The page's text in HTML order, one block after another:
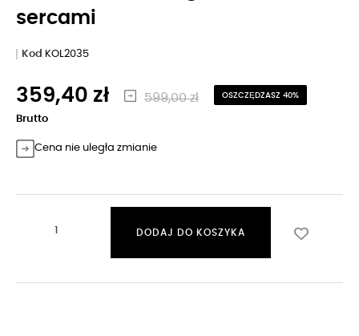
sercami
Kod KOL2035
359,40 zł 599,00 zł OSZCZĘDZASZ 40%
Brutto
Cena nie uległa zmianie
DODAJ DO KOSZYKA